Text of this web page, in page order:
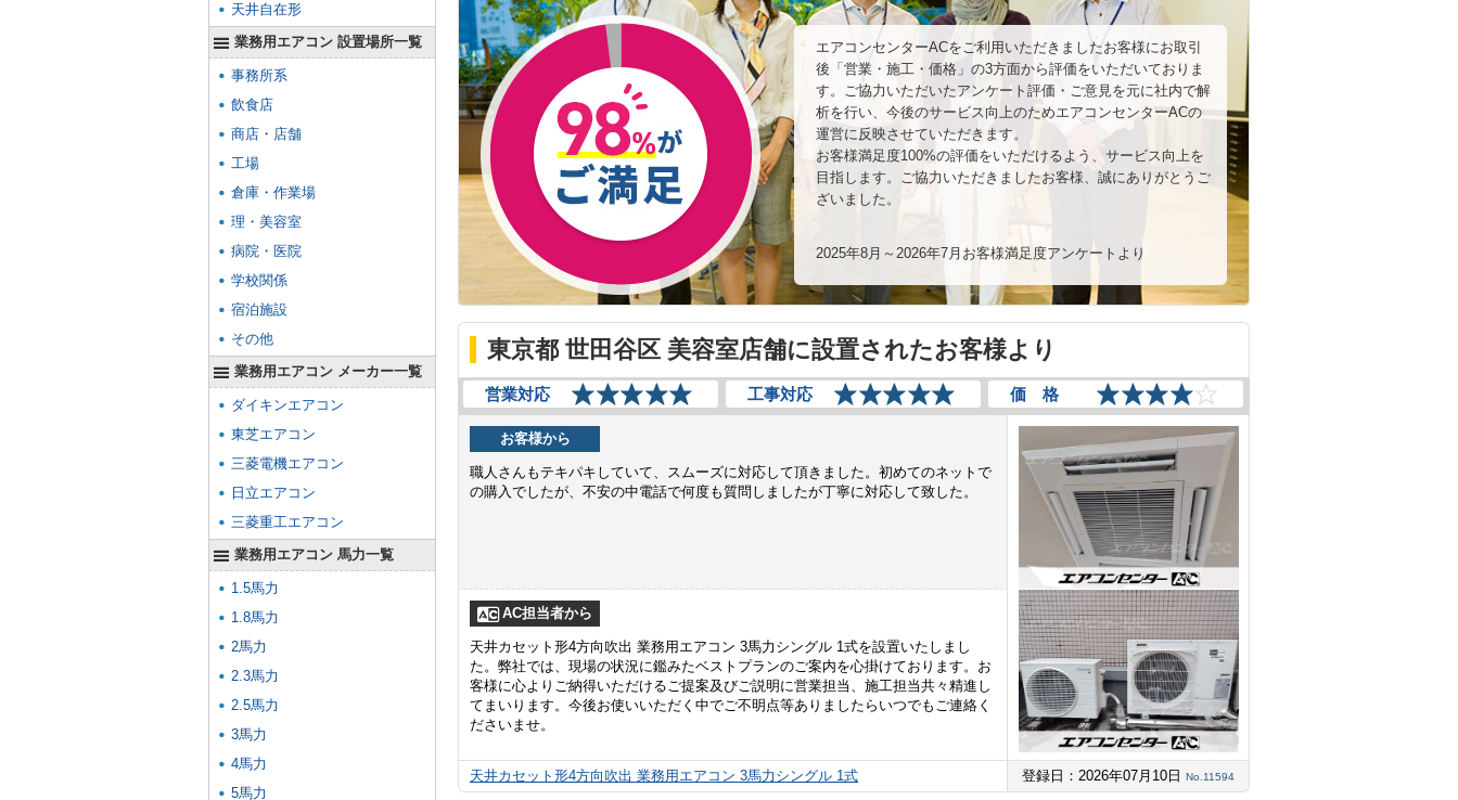
エアコンセンターACをご利用いただきましたお客様にお取引
後「営業・施工・価格」の3方面から評価をいただいておりま
す。ご協力いただいたアンケート評価・ご意見を元に社内で解
析を行い、今後のサービス向上のためエアコンセンターACの
運営に反映させていただきます。
お客様満足度100%の評価をいただけるよう、サービス向上を
目指します。ご協力いただきましたお客様、誠にありがとうご
ざいました。
2025年8月～2026年7月お客様満足度アンケートより
東京都 世田谷区 美容室店舗に設置されたお客様より
営業対応 工事対応 価 格
お客様から
職人さんもテキパキしていて、スムーズに対応して頂きました。初めてのネットで
の購入でしたが、不安の中電話で何度も質問しましたが丁寧に対応して致した。
AC担当者から
天井カセット形4方向吹出 業務用エアコン 3馬力シングル 1式を設置いたしまし
た。弊社では、現場の状況に鑑みたベストプランのご案内を心掛けております。お
客様に心よりご納得いただけるご提案及びご説明に営業担当、施工担当共々精進し
てまいります。今後お使いいただく中でご不明点等ありましたらいつでもご連絡く
ださいませ。
天井カセット形4方向吹出 業務用エアコン 3馬力シングル 1式 登録日：2026年07月10日 No.11594
天井自在形
業務用エアコン 設置場所一覧
事務所系
飲食店
商店・店舗
工場
倉庫・作業場
理・美容室
病院・医院
学校関係
宿泊施設
その他
業務用エアコン メーカー一覧
ダイキンエアコン
東芝エアコン
三菱電機エアコン
日立エアコン
三菱重工エアコン
業務用エアコン 馬力一覧
1.5馬力
1.8馬力
2馬力
2.3馬力
2.5馬力
3馬力
4馬力
5馬力